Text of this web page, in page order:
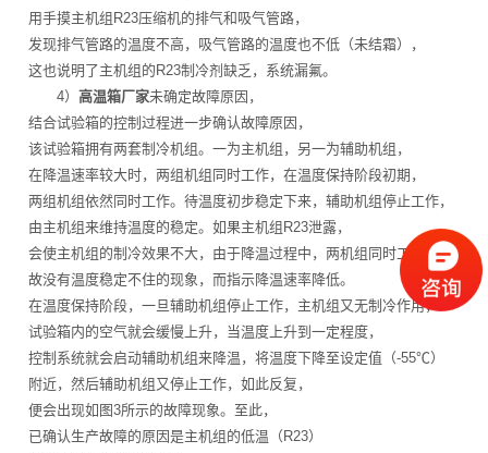
用手摸主机组R23压缩机的排气和吸气管路，
发现排气管路的温度不高，吸气管路的温度也不低（未结霜），
这也说明了主机组的R23制冷剂缺乏，系统漏氟。
4）高温箱厂家未确定故障原因，
结合试验箱的控制过程进一步确认故障原因，
该试验箱拥有两套制冷机组。一为主机组，另一为辅助机组，
在降温速率较大时，两组机组同时工作，在温度保持阶段初期，
两组机组依然同时工作。待温度初步稳定下来，辅助机组停止工作，
由主机组来维持温度的稳定。如果主机组R23泄露，
会使主机组的制冷效果不大，由于降温过程中，两机组同时工作，
故没有温度稳定不住的现象，而指示降温速率降低。
在温度保持阶段，一旦辅助机组停止工作，主机组又无制冷作用，
试验箱内的空气就会缓慢上升，当温度上升到一定程度，
控制系统就会启动辅助机组来降温，将温度下降至设定值（-55℃）
附近，然后辅助机组又停止工作，如此反复，
便会出现如图3所示的故障现象。至此，
已确认生产故障的原因是主机组的低温（R23）